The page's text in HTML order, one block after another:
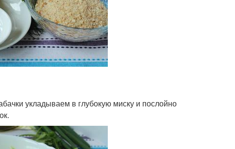
укладываем в глубокую миску и послойно